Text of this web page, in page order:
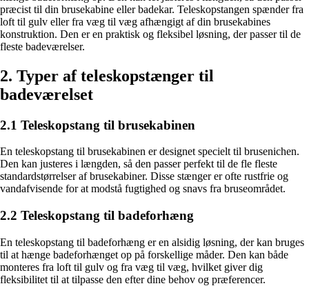
præcist til din brusekabine eller badekar. Teleskopstangen spænder fra
loft til gulv eller fra væg til væg afhængigt af din brusekabines
konstruktion. Den er en praktisk og fleksibel løsning, der passer til de
fleste badeværelser.
2. Typer af teleskopstænger til
badeværelset
2.1 Teleskopstang til brusekabinen
En teleskopstang til brusekabinen er designet specielt til brusenichen.
Den kan justeres i længden, så den passer perfekt til de fle fleste
standardstørrelser af brusekabiner. Disse stænger er ofte rustfrie og
vandafvisende for at modstå fugtighed og snavs fra bruseområdet.
2.2 Teleskopstang til badeforhæng
En teleskopstang til badeforhæng er en alsidig løsning, der kan bruges
til at hænge badeforhænget op på forskellige måder. Den kan både
monteres fra loft til gulv og fra væg til væg, hvilket giver dig
fleksibilitet til at tilpasse den efter dine behov og præferencer.